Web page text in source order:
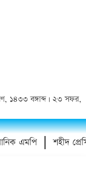
১৪৩৩ বঙ্গাব্দ | ২৩ সফর,
এমপি শহীদ